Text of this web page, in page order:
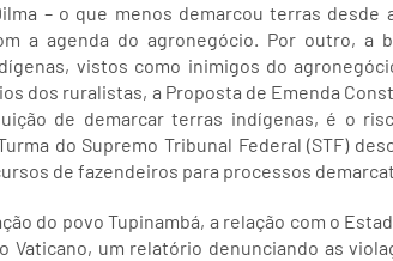
– o que menos demarcou terras desde
a agenda do agronegócio. Por outro, a
vistos como inimigos do
dos ruralistas, a Proposta de Emenda
de demarcar terras indígenas, é o
do Supremo Tribunal Federal (STF)
de fazendeiros para processos
do povo Tupinambá, a relação com o
Vaticano, um relatório denunciando as